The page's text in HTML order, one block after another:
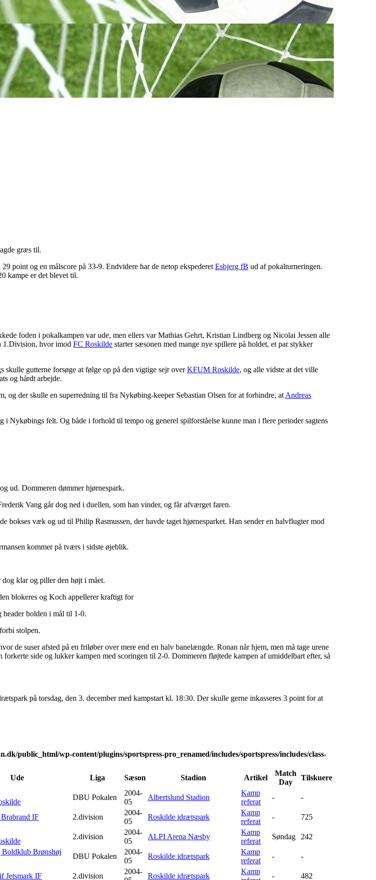
græs til.
point og en målscore på 33-9. Endvidere har de netop ekspederet Esbjerg fB ud af pokalturneringen.
kampe er det blevet til.
foden i pokalkampen var ude, men ellers var Mathias Gehrt, Kristian Lindberg og Nicolai Jessen alle
1.Division, hvor imod FC Roskilde starter sæsonen med mange nye spillere på holdet, et par stykker
skulle gutterne forsøge at følge op på den vigtige sejr overKFUM Roskilde, og alle vidste at det ville
og hårdt arbejde.
og der skulle en superredning til fra Nykøbing-keeper Sebastian Olsen for at forhindre, at Andreas
Nykøbings felt. Og både i forhold til tempo og generel spilforståelse kunne man i flere perioder sagtens
ud. Dommeren dømmer hjørnespark.
Vang går dog ned i duellen, som han vinder, og får afværget faren.
bokses væk og ud til Philip Rasmussen, der havde taget hjørnesparket. Han sender en halvflugter mod
kommer på tværs i sidste øjeblik.
klar og piller den højt i mået.
blokeres og Koch appellerer kraftigt for
header bolden i mål til 1-0.
stolpen.
de suser afsted på en friløber over mere end en halv banelængde. Ronan når hjem, men må tage urene
side og lukker kampen med scoringen til 2-0. Dommeren fløjtede kampen af umiddelbart efter, så
på torsdag, den 3. december med kampstart kl. 18:30. Der skulle gerne inkasseres 3 point for at
public_html/wp-content/plugins/sportspress-pro_renamed/includes/sportspress/includes/class-
Ude Liga Sæson Stadion Artikel
Match
Day
Tilskuere
DBU Pokalen
2004-
05
Albertslund Stadion
Kamp
referat
-
-
Brabrand IF 2.division
2004-
05
Roskilde idrætspark
Kamp
referat
-
725
2.division
2004-
05
ALPI Arena Næsby
Kamp
referat
Søndag
242
Brønshøj
DBU Pokalen
2004-
05
Roskilde idrætspark
Kamp
referat
-
-
Jetsmark IF 2.division
2004-
Roskilde idrætspark
Kamp
- 482